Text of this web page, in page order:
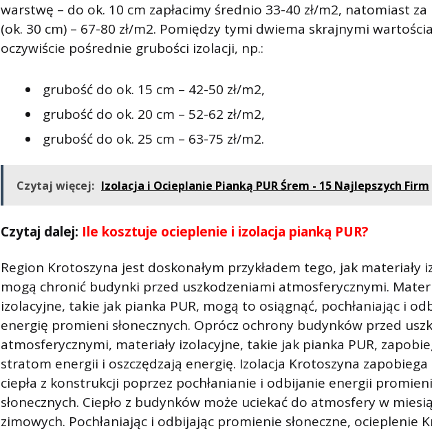
warstwę – do ok. 10 cm zapłacimy średnio 33-40 zł/m2, natomiast za
(ok. 30 cm) – 67-80 zł/m2. Pomiędzy tymi dwiema skrajnymi
oczywiście pośrednie grubości izolacji, np.:
grubość do ok. 15 cm – 42-50 zł/m2,
grubość do ok. 20 cm – 52-62 zł/m2,
grubość do ok. 25 cm – 63-75 zł/m2.
Czytaj więcej: Izolacja i Ocieplanie Pianką PUR Śrem - 15 Najlepszych Firm
Czytaj dalej: Ile kosztuje ocieplenie i izolacja pianką PUR?
Region Krotoszyna jest doskonałym przykładem tego, jak materiały
mogą chronić budynki przed uszkodzeniami atmosferycznymi.
izolacyjne, takie jak pianka PUR, mogą to osiągnąć, pochłaniając i
energię promieni słonecznych. Oprócz ochrony budynków przed
atmosferycznymi, materiały izolacyjne, takie jak pianka PUR,
stratom energii i oszczędzają energię. Izolacja Krotoszyna
ciepła z konstrukcji poprzez pochłanianie i odbijanie energii promieni
słonecznych. Ciepło z budynków może uciekać do atmosfery w
zimowych. Pochłaniając i odbijając promienie słoneczne, ocieplenie